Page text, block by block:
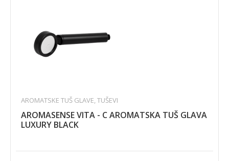
AROMATSKE TUŠ GLAVE,TUŠEVI
AROMASENSE VITA - C AROMATSKA TUŠ GLAVA
LUXURY BLACK